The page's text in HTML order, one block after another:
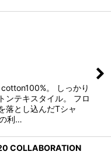
。 しっかり
ンテキスタイル。 フロ
落とし込んだTシャ
利…
COLLABORATION